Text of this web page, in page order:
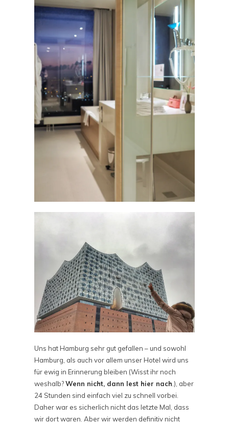
Uns hat Hamburg sehr gut gefallen – und sowohl
Hamburg, als auch vor allem unser Hotel wird uns
für ewig in Erinnerung bleiben (Wisst ihr noch
weshalb?Wenn nicht, dann lest hier nach .), aber
24 Stunden sind einfach viel zu schnell vorbei.
Daher war es sicherlich nicht das letzte Mal, dass
wir dort waren. Aber wir werden definitiv nicht